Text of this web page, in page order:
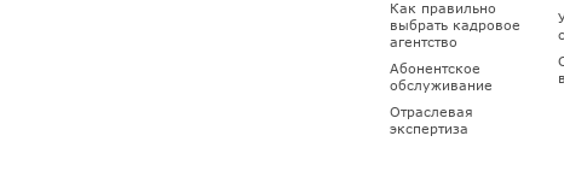
Как правильно
выбрать кадровое
агентство
Абонентское
обслуживание
Отраслевая
экспертиза